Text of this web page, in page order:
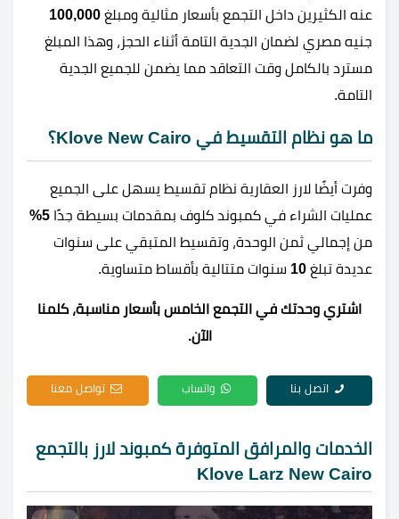
عنه الكثيرين داخل التجمع بأسعار مثالية ومبلغ 100,000
جنيه مصري لضمان الجدية التامة أثناء الحجز، وهذا المبلغ
مسترد بالكامل وقت التعاقد مما يضمن للجميع الجدية
التامة.
ما هو نظام التقسيط في Klove New Cairo؟
وفرت أيضًا لارز العقارية نظام تقسيط يسهل على الجميع
عمليات الشراء في كمبوند كلوف بمقدمات بسيطة جدًا 5%
من إجمالي ثمن الوحدة، وتقسيط المتبقي على سنوات
عديدة تبلغ 10 سنوات متتالية بأقساط متساوية.
اشتري وحدتك في التجمع الخامس بأسعار مناسبة، كلمنا
الآن.
اتصل بنا واتساب تواصل معنا
الخدمات والمرافق المتوفرة كمبوند لارز بالتجمع
Klove Larz New Cairo